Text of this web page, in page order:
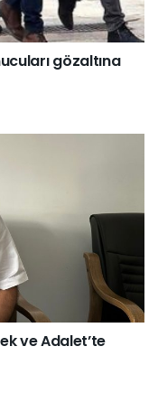
gözaltına
ve Adalet’te